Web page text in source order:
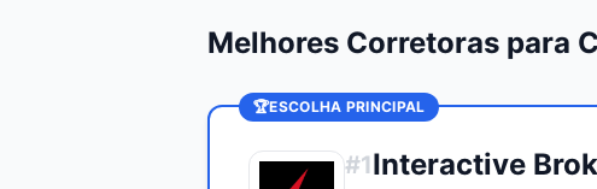
Melhores Corretoras para
🏆ESCOLHA PRINCIPAL
#1Interactive